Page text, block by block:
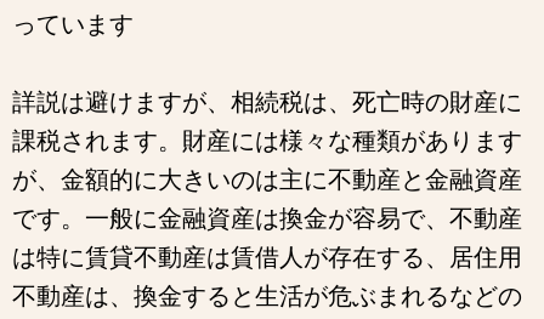
っています
詳説は避けますが、相続税は、死亡時の財産に
課税されます。財産には様々な種類があります
が、金額的に大きいのは主に不動産と金融資産
です。一般に金融資産は換金が容易で、不動産
は特に賃貸不動産は賃借人が存在する、居住用
不動産は、換金すると生活が危ぶまれるなどの